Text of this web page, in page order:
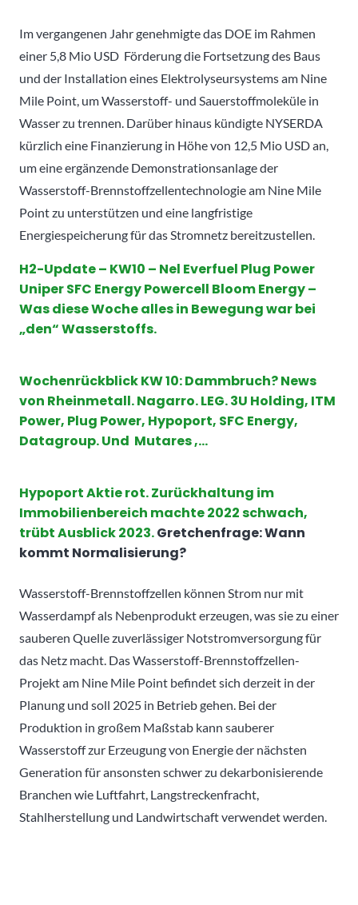
Im vergangenen Jahr genehmigte das DOE im Rahmen
einer 5,8 Mio USD Förderung die Fortsetzung des Baus
und der Installation eines Elektrolyseursystems am Nine
Mile Point, um Wasserstoff- und Sauerstoffmoleküle in
Wasser zu trennen. Darüber hinaus kündigte NYSERDA
kürzlich eine Finanzierung in Höhe von 12,5 Mio USD an,
um eine ergänzende Demonstrationsanlage der
Wasserstoff-Brennstoffzellentechnologie am Nine Mile
Point zu unterstützen und eine langfristige
Energiespeicherung für das Stromnetz bereitzustellen.
H2-Update – KW10 – Nel Everfuel Plug Power
Uniper SFC Energy Powercell Bloom Energy –
Was diese Woche alles in Bewegung war bei
„den“ Wasserstoffs.
WochenrückblickKW 10: Dammbruch? News
von Rheinmetall. Nagarro. LEG. 3U Holding, ITM
Power, Plug Power, Hypoport, SFC Energy,
Datagroup. Und Mutares ,…
Hypoport Aktie rot. Zurückhaltung im
Immobilienbereich machte 2022 schwach,
trübt Ausblick 2023.Gretchenfrage: Wann
kommt Normalisierung?
Wasserstoff-Brennstoffzellen können Strom nur mit
Wasserdampf als Nebenprodukt erzeugen, was sie zu einer
sauberen Quelle zuverlässiger Notstromversorgung für
das Netz macht. Das Wasserstoff-Brennstoffzellen-
Projekt am Nine Mile Point befindet sich derzeit in der
Planung und soll 2025 in Betrieb gehen. Bei der
Produktion in großem Maßstab kann sauberer
Wasserstoff zur Erzeugung von Energie der nächsten
Generation für ansonsten schwer zu dekarbonisierende
Branchen wie Luftfahrt, Langstreckenfracht,
Stahlherstellung und Landwirtschaft verwendet werden.